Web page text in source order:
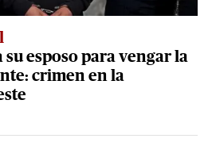
esposo para vengar la
crimen en la